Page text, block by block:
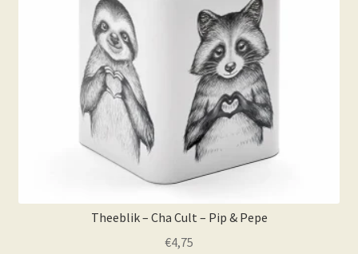
Theeblik – Cha Cult – Pip & Pepe
€4,75